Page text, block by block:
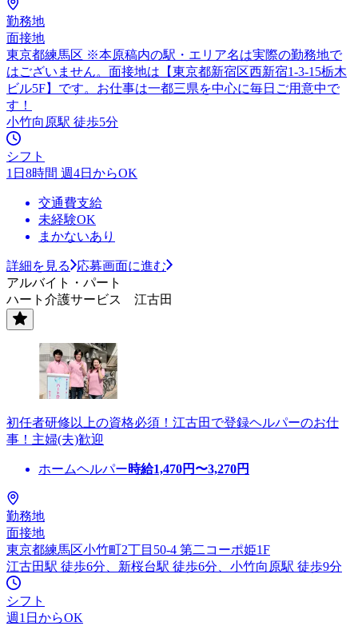
勤務地
面接地
東京都練馬区 ※本原稿内の駅・エリア名は実際の勤務地で
はございません。面接地は【東京都新宿区西新宿1-3-15栃木
ビル5F】です。お仕事は一都三県を中心に毎日ご用意中で
す！
小竹向原駅 徒歩5分
シフト
1日8時間 週4日からOK
交通費支給
未経験OK
まかないあり
詳細を見る
応募画面に進む
アルバイト・パート
ハート介護サービス 江古田
初任者研修以上の資格必須！江古田で登録ヘルパーのお仕
事！主婦(夫)歓迎
ホームヘルパー時給1,470円〜3,270円
勤務地
面接地
東京都練馬区小竹町2丁目50-4 第二コーポ姫1F
江古田駅 徒歩6分、新桜台駅 徒歩6分、小竹向原駅 徒歩9分
シフト
週1日からOK